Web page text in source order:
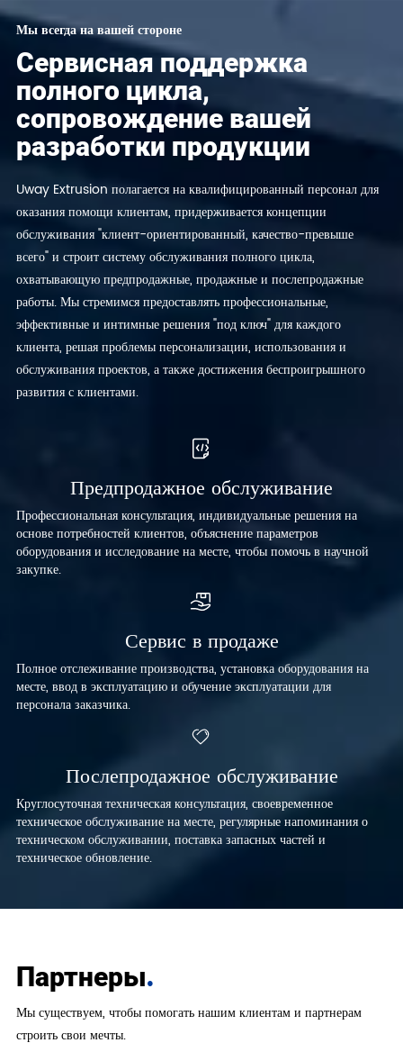
Мы всегда на вашей стороне
Сервисная поддержка
полного цикла,
сопровождение вашей
разработки продукции
Uway Extrusion полагается на квалифицированный персонал для
оказания помощи клиентам, придерживается концепции
обслуживания "клиент-ориентированный, качество-превыше
всего" и строит систему обслуживания полного цикла,
охватывающую предпродажные, продажные и послепродажные
работы. Мы стремимся предоставлять профессиональные,
эффективные и интимные решения "под ключ" для каждого
клиента, решая проблемы персонализации, использования и
обслуживания проектов, а также достижения беспроигрышного
развития с клиентами.
Предпродажное обслуживание
Профессиональная консультация, индивидуальные решения на
основе потребностей клиентов, объяснение параметров
оборудования и исследование на месте, чтобы помочь в научной
закупке.
Сервис в продаже
Полное отслеживание производства, установка оборудования на
месте, ввод в эксплуатацию и обучение эксплуатации для
персонала заказчика.
Послепродажное обслуживание
Круглосуточная техническая консультация, своевременное
техническое обслуживание на месте, регулярные напоминания о
техническом обслуживании, поставка запасных частей и
техническое обновление.
Партнеры.
Мы существуем, чтобы помогать нашим клиентам и партнерам
строить свои мечты.